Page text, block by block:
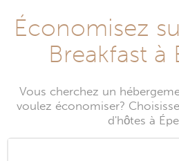
Économisez
Breakfast à
Vous cherchez un
voulez économiser?
d'hôtes à